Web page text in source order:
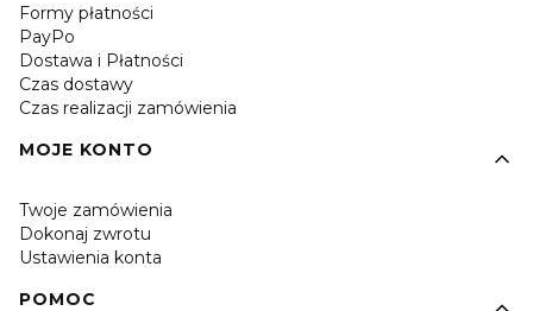
Formy płatności
PayPo
Dostawa i Płatności
Czas dostawy
Czas realizacji zamówienia
MOJE KONTO
Twoje zamówienia
Dokonaj zwrotu
Ustawienia konta
POMOC